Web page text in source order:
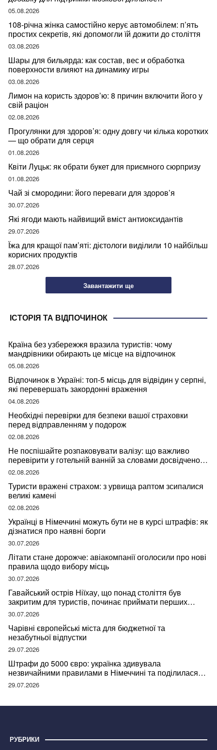
05.08.2026
108-річна жінка самостійно керує автомобілем: п’ять
простих секретів, які допомогли їй дожити до століття
03.08.2026
Шары для бильярда: как состав, вес и обработка
поверхности влияют на динамику игры
03.08.2026
Лимон на користь здоров’ю: 8 причин включити його у
свій раціон
02.08.2026
Прогулянки для здоров’я: одну довгу чи кілька коротких
— що обрати для серця
01.08.2026
Квіти Луцьк: як обрати букет для приємного сюрпризу
01.08.2026
Чай зі смородини: його переваги для здоров’я
30.07.2026
Які ягоди мають найвищий вміст антиоксидантів
29.07.2026
Їжа для кращої пам’яті: дієтологи виділили 10 найбільш
корисних продуктів
28.07.2026
Завантажити ще
ІСТОРІЯ ТА ВІДПОЧИНОК
Країна без узбережжя вразила туристів: чому
мандрівники обирають це місце на відпочинок
05.08.2026
Відпочинок в Україні: топ-5 місць для відвідин у серпні,
які перевершать закордонні враження
04.08.2026
Необхідні перевірки для безпеки вашої страховки
перед відправленням у подорож
02.08.2026
Не поспішайте розпаковувати валізу: що важливо
перевірити у готельній ванній за словами досвідченої
мандрівниці
02.08.2026
Туристи вражені страхом: з урвища раптом зсипалися
великі камені
02.08.2026
Українці в Німеччині можуть бути не в курсі штрафів: як
дізнатися про наявні борги
30.07.2026
Літати стане дорожче: авіакомпанії оголосили про нові
правила щодо вибору місць
30.07.2026
Гавайський острів Ніїхау, що понад століття був
закритим для туристів, починає приймати перших
відвідувачів
30.07.2026
Чарівні європейські міста для бюджетної та
незабутньої відпустки
29.07.2026
Штрафи до 5000 євро: українка здивувала
незвичайними правилами в Німеччині та поділилася
правдою
29.07.2026
РУБРИКИ